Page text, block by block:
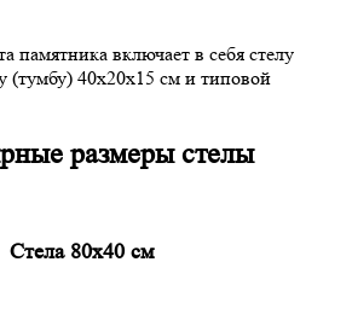
памятника включает в себя стелу
(тумбу) 40х20х15 см и типовой
размеры стелы
Cтела 80x40 см